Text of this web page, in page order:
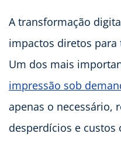
A transformação
impactos diretos
Um dos mais
impressão sob
apenas o necessário,
desperdícios e custos